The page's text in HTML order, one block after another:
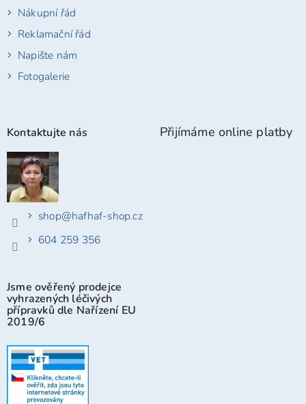
Nákupní řád
Reklamační řád
Napište nám
Fotogalerie
Kontaktujte nás
shop@hafhaf-shop.cz
604 259 356
Jsme ověřený prodejce
vyhrazených léčivých
přípravků dle Nařízení EU
2019/6
Přijímáme online platby